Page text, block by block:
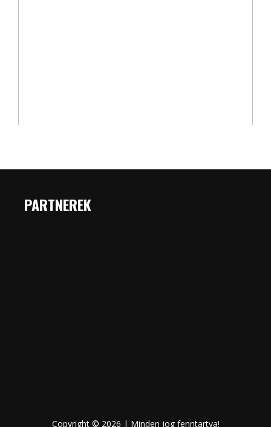
PARTNEREK
Copyright © 2026 | Minden jog fenntartva!